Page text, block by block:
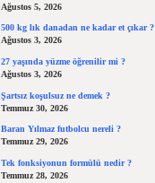
Ağustos 5, 2026
500 kg lık danadan ne kadar et çıkar ?
Ağustos 3, 2026
27 yaşında yüzme öğrenilir mi ?
Ağustos 3, 2026
Şartsız koşulsuz ne demek ?
Temmuz 30, 2026
Baran Yılmaz futbolcu nereli ?
Temmuz 29, 2026
Tek fonksiyonun formülü nedir ?
Temmuz 28, 2026